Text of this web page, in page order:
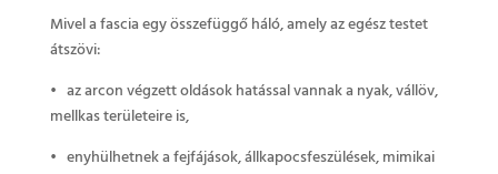
Mivel a fascia egy összefüggő háló, amely az egész testet
átszövi:
• az arcon végzett oldások hatással vannak a nyak, vállöv,
mellkas területeire is,
• enyhülhetnek a fejfájások, állkapocsfeszülések, mimikai